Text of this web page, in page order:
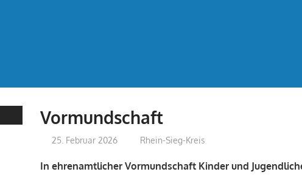
Vormundschaft
25. Februar 2026 treffpunkt
Rhein-Sieg-Kreis
In ehrenamtlicher Vormundschaft Kinder und